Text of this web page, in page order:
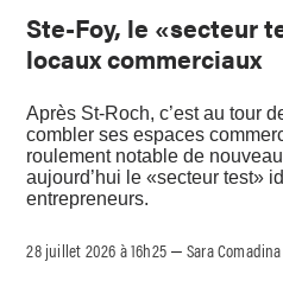
Ste-Foy, le «secteur
locaux commerciaux
Après St-Roch, c’est au tour
combler ses espaces
roulement notable de
aujourd’hui le «secteur test»
entrepreneurs.
28 juillet 2026 à 16h25 –Sara Comadina